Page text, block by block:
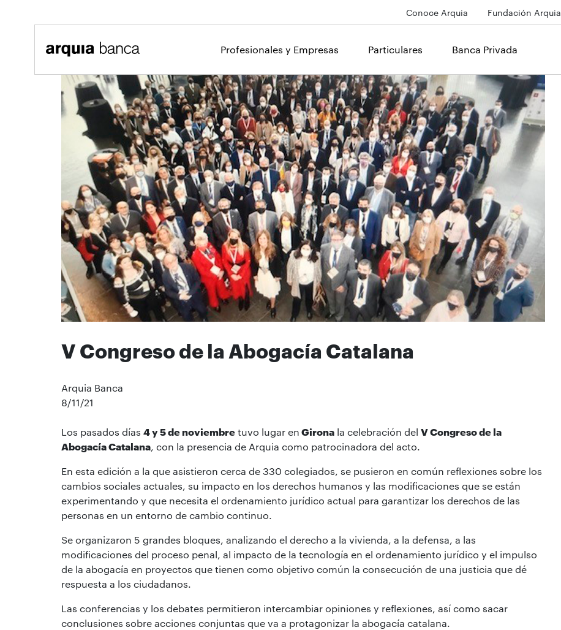
Conoce Arquia Fundación Arquia
Profesionales y Empresas Particulares Banca Privada
V Congreso de la Abogacía Catalana
Arquia Banca
8/11/21
Los pasados días 4 y 5 de noviembre tuvo lugar en Girona la celebración del V Congreso de la
Abogacía Catalana, con la presencia de Arquia como patrocinadora del acto.
En esta edición a la que asistieron cerca de 330 colegiados, se pusieron en común reflexiones sobre los
cambios sociales actuales, su impacto en los derechos humanos y las modificaciones que se están
experimentando y que necesita el ordenamiento jurídico actual para garantizar los derechos de las
personas en un entorno de cambio continuo.
Se organizaron 5 grandes bloques, analizando el derecho a la vivienda, a la defensa, a las
modificaciones del proceso penal, al impacto de la tecnología en el ordenamiento jurídico y el impulso
de la abogacía en proyectos que tienen como objetivo común la consecución de una justicia que dé
respuesta a los ciudadanos.
Las conferencias y los debates permitieron intercambiar opiniones y reflexiones, así como sacar
conclusiones sobre acciones conjuntas que va a protagonizar la abogacía catalana.